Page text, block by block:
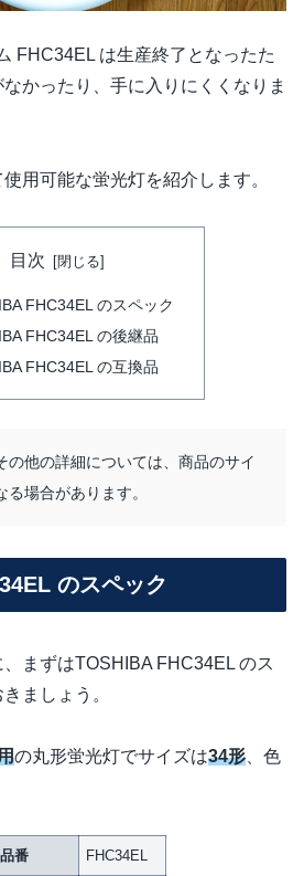
FHC34EL は生産終了となったた
かったり、手に入りにくくなりま
用可能な蛍光灯を紹介します。
目次
FHC34EL のスペック
FHC34EL の後継品
FHC34EL の互換品
の他の詳細については、商品のサイ
場合があります。
のスペック
まずはTOSHIBA FHC34EL のス
ましょう。
の丸形蛍光灯でサイズは34形 、色
品番 FHC34EL